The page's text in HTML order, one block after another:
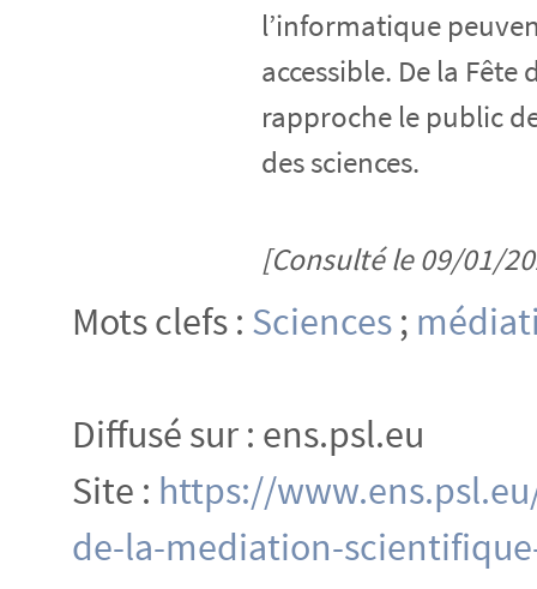
l’informatique
accessible. De la
rapproche le public
des sciences.
[Consulté le 09/01/
Mots clefs : Sciences ;
Diffusé sur : ens.psl.eu
Site : https://
de-la-mediation-